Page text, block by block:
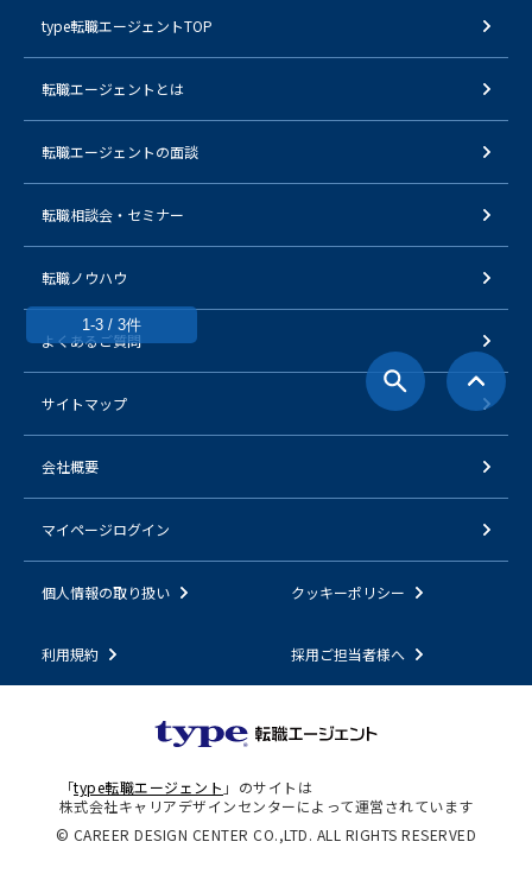
1-3 / 3件
type転職エージェントTOP
転職エージェントとは
転職エージェントの面談
転職相談会・セミナー
転職ノウハウ
よくあるご質問
サイトマップ
会社概要
マイページログイン
個人情報の取り扱い クッキーポリシー
利用規約 採用ご担当者様へ
「type転職エージェント 」のサイトは
株式会社キャリアデザインセンターによって運営されています
© CAREER DESIGN CENTER CO.,LTD. ALL RIGHTS RESERVED